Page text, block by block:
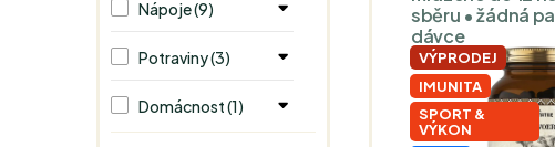
Nápoje (9)
Potraviny (3)
Domácnost (1)
sběru • žádná
dávce
VÝPRODEJ
IMUNITA
SPORT &
VÝKON